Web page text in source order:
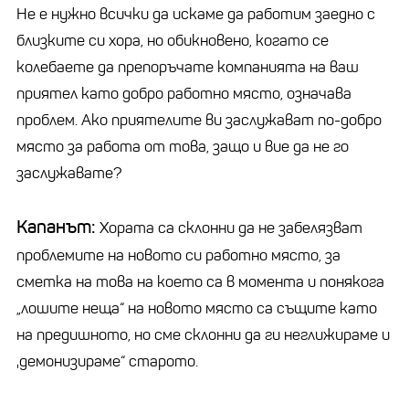
Не е нужно всички да искаме да работим заедно с
близките си хора, но обикновено, когато се
колебаете да препоръчате компанията на ваш
приятел като добро работно място, означава
проблем. Ако приятелите ви заслужават по-добро
място за работа от това, защо и вие да не го
заслужавате?
Капанът: Хората са склонни да не забелязват
проблемите на новото си работно място, за
сметка на това на което са в момента и понякога
„лошите неща“ на новото място са същите като
на предишното, но сме склонни да ги неглижираме и
‚демонизираме“ старото.